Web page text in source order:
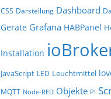
CSS Darstellung Dashboard
Geräte Grafana HABPanel
Installation
JavaScript LED Leuchtmittel
MQTT Node-RED Objekte PI